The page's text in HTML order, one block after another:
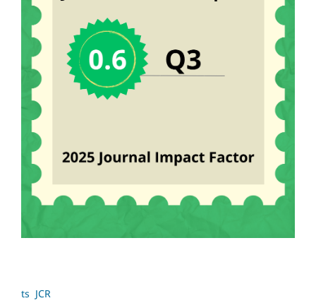
ts JCR